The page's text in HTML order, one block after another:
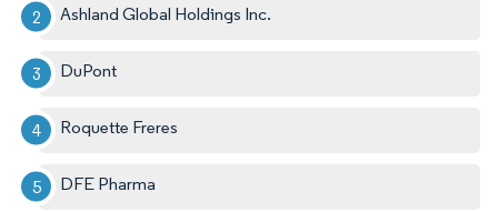
Ashland Global Holdings Inc.
DuPont
Roquette Freres
DFE Pharma